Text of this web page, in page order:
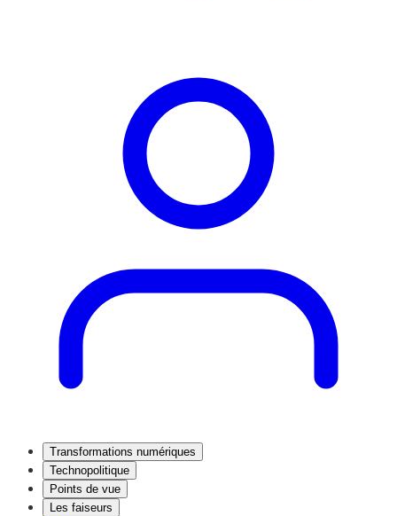
Transformations numériques
Technopolitique
Points de vue
Les faiseurs